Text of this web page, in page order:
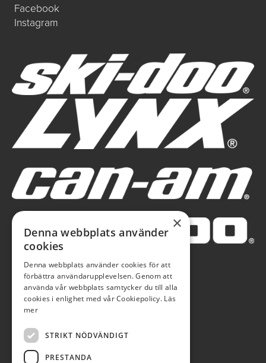
Facebook
Instagram
×
Denna webbplats använder
cookies
Denna webbplats använder cookies för att
förbättra användarupplevelsen. Genom att
använda vår webbplats samtycker du till alla
cookies i enlighet med vår Cookiepolicy. Läs
mer
STRIKT NÖDVÄNDIGT
PRESTANDA